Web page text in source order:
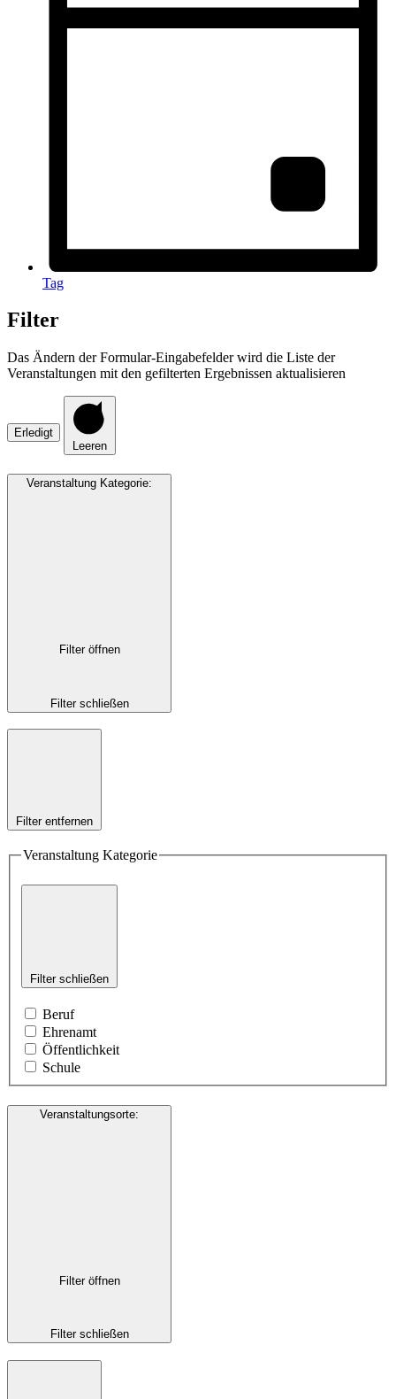
Tag
Filter
Das Ändern der Formular-Eingabefelder wird die Liste der
Veranstaltungen mit den gefilterten Ergebnissen aktualisieren
Erledigt
Leeren
Veranstaltung Kategorie:
Filter öffnen
Filter schließen
Filter entfernen
Veranstaltung Kategorie
Filter schließen
Beruf
Ehrenamt
Öffentlichkeit
Schule
Veranstaltungsorte:
Filter öffnen
Filter schließen